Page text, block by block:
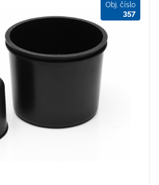
Obj. číslo
357